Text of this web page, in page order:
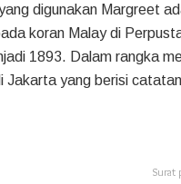
digunakan Margreet
koran Malay di
1893. Dalam rangka
Jakarta yang berisi
Surat